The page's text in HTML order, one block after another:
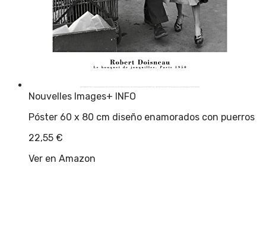
Nouvelles Images+ INFO
Póster 60 x 80 cm diseño enamorados con puerros
22,55 €
Ver en Amazon